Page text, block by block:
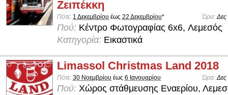
Ζειπέκκη
Πότε: 1 Δεκεμβρίου έως 22 Δεκεμβρίου* Ώρα:Δες
Πού: Kέντρο Φωτογραφίας 6x6, Λεμεσός
Κατηγορία: Εικαστικά
Limassol Christmas Land 2018
Πότε: 30 Νοεμβρίου έως 6 Ιανουαρίου Ώρα:Δες
Πού: Χώρος στάθμευσης Εναερίου,